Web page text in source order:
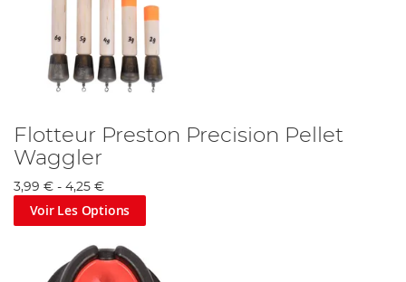
Flotteur Preston Precision Pellet
Waggler
3,99 € - 4,25 €
Voir Les Options